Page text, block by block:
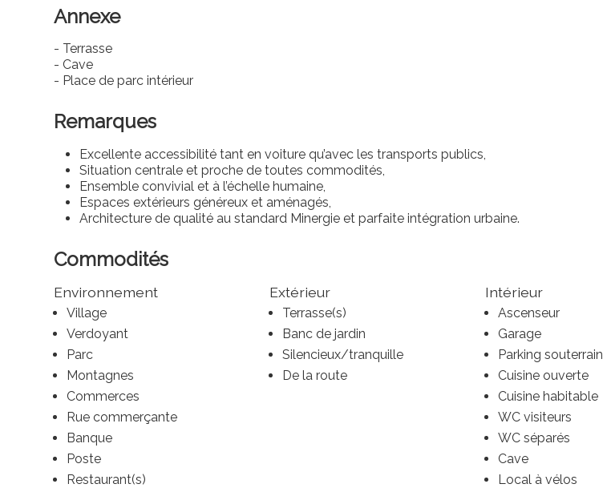
Annexe
- Terrasse
- Cave
- Place de parc intérieur
Remarques
Excellente accessibilité tant en voiture qu’avec les transports publics,
Situation centrale et proche de toutes commodités,
Ensemble convivial et à l’échelle humaine,
Espaces extérieurs généreux et aménagés,
Architecture de qualité au standard Minergie et parfaite intégration urbaine.
Commodités
Environnement
Village
Verdoyant
Parc
Montagnes
Commerces
Rue commerçante
Banque
Poste
Restaurant(s)
Extérieur
Terrasse(s)
Banc de jardin
Silencieux/tranquille
De la route
Intérieur
Ascenseur
Garage
Parking souterrain
Cuisine ouverte
Cuisine habitable
WC visiteurs
WC séparés
Cave
Local à vélos